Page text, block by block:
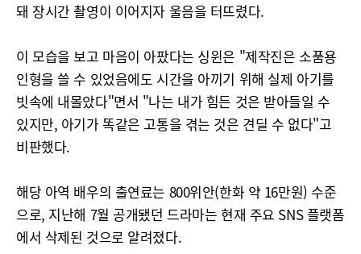
돼 장시간 촬영이 이어지자 울음을 터뜨렸다.
이 모습을 보고 마음이 아팠다는 싱윈은 "제작진은 소품용
인형을 쓸 수 있었음에도 시간을 아끼기 위해 실제 아기를
빗속에 내몰았다"면서 "나는 내가 힘든 것은 받아들일 수
있지만, 아기가 똑같은 고통을 겪는 것은 견딜 수 없다"고
비판했다.
해당 아역 배우의 출연료는 800위안(한화 약 16만원) 수준
으로, 지난해 7월 공개됐던 드라마는 현재 주요 SNS 플랫폼
에서 삭제된 것으로 알려졌다.